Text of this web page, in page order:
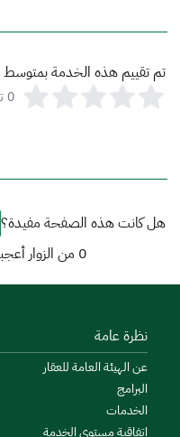
تم تقييم هذه الخدمة بمتوسط
0
هل كانت هذه الصفحة مفيدة؟
0 من الزوار
نظرة عامة
عن الهيئة العامة للعقار
البرامج
الخدمات
اتفاقية مستوى الخدمة